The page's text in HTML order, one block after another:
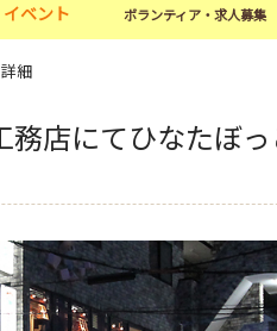
イベント ボランティア・求人募集
細
務店にてひなたぼ